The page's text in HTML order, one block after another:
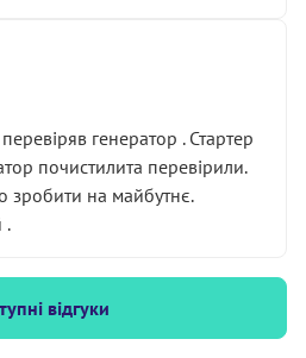
генератор . Стартер
почистилита перевірили.
на майбутнє.
.
відгуки